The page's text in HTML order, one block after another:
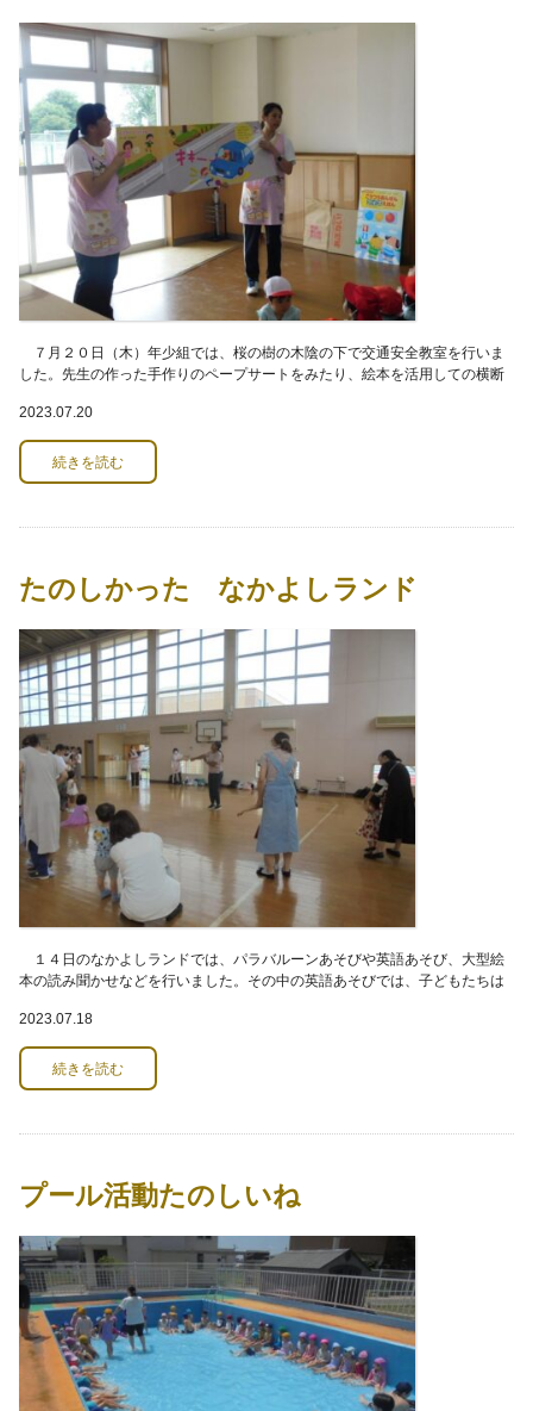
７月２０日（木）年少組では、桜の樹の木陰の下で交通安全教室を行いま
した。先生の作った手作りのペープサートをみたり、絵本を活用しての横断
2023.07.20
続きを読む
たのしかった なかよしランド
１４日のなかよしランドでは、パラバルーンあそびや英語あそび、大型絵
本の読み聞かせなどを行いました。その中の英語あそびでは、子どもたちは
2023.07.18
続きを読む
プール活動たのしいね